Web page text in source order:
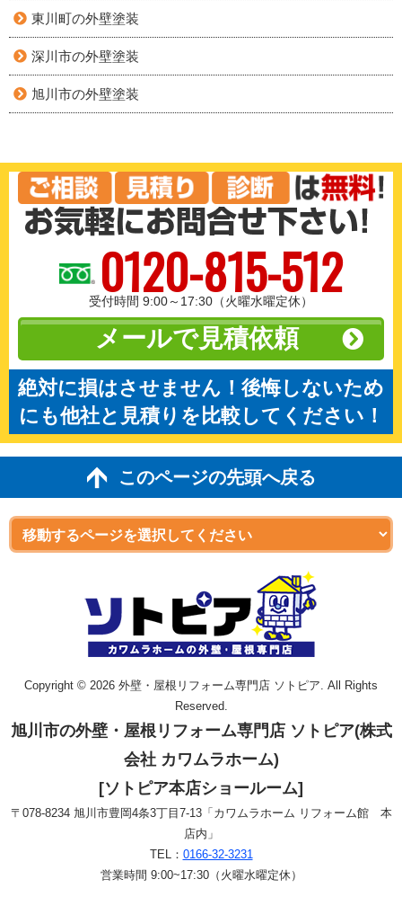
東川町の外壁塗装
深川市の外壁塗装
旭川市の外壁塗装
0120-815-512
受付時間 9:00～17:30（火曜水曜定休）
メールで見積依頼
絶対に損はさせません！後悔しないため
にも他社と見積りを比較してください！
このページの先頭へ戻る
Copyright © 2026 外壁・屋根リフォーム専門店 ソトピア. All Rights
Reserved.
旭川市の外壁・屋根リフォーム専門店 ソトピア(株式
会社 カワムラホーム)
[ソトピア本店ショールーム]
〒078-8234 旭川市豊岡4条3丁目7-13「カワムラホーム リフォーム館 本
店内」
TEL： 0166-32-3231
営業時間 9:00~17:30（火曜水曜定休）